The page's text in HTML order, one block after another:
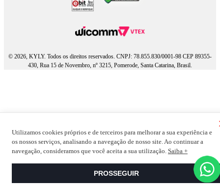
Utilizamos cookies próprios e de terceiros para melhorar a sua experiência e
os nossos serviços, analisando a navegação de nosso site. Ao continuar a
navegação, consideramos que você aceita a sua utilização. Saiba +
PROSSEGUIR
© 2026, KYLY. Todos os direitos reservados. CNPJ: 78.855.830/0001-98 CEP 89355-
430, Rua 15 de Novembro, nº 3215, Pomerode, Santa Catarina, Brasil.